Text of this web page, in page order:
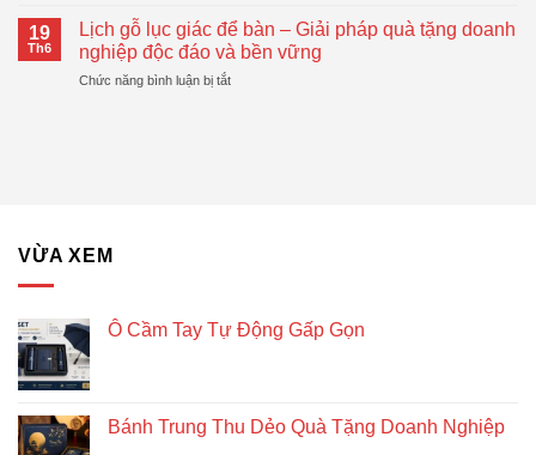
Doanh
Nghiệp
Quả
Gọn
Đang
Xu
Mẫu
Bánh
Trung
Thu
19
Th6
Lịch gỗ lục giác để bàn – Giải pháp quà tặng doanh
nghiệp độc đáo và bền vững
Chức năng bình luận bị tắtở
doanh
nghiệp
bền
VỪA XEM
Ô Cầm Tay Tự Động Gấp Gọn
Bánh Trung Thu Dẻo Quà Tặng Doanh Nghiệp